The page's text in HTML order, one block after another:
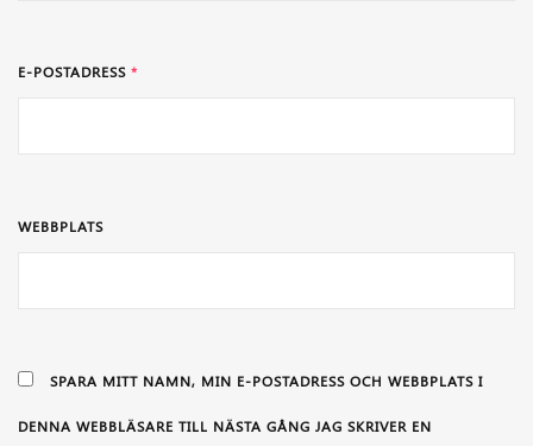
E-POSTADRESS *
WEBBPLATS
SPARA MITT NAMN, MIN E-POSTADRESS OCH WEBBPLATS I
DENNA WEBBLÄSARE TILL NÄSTA GÅNG JAG SKRIVER EN